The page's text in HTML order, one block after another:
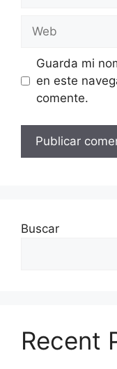
Web
Guarda mi
en este
comente.
Buscar
Recent